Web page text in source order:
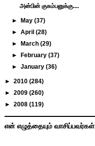
அன்பின் குசும்பனுக்கு....
► May(37)
►April(28)
►
March(29)
►
February(37)
►January(36)
► 2010 (284)
► 2009 (260)
► 2008 (119)
என் எழுத்தையும் வாசிப்பவர்கள்